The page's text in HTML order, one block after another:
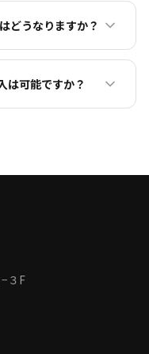
どうなりますか？
は可能ですか？
３F